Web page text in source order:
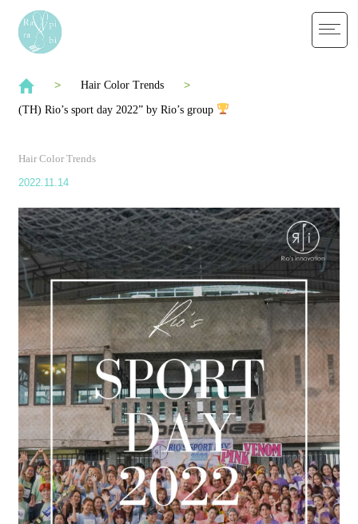
Hair Color Trends
(TH) Rio’s sport day 2022” by Rio’s group
Hair Color Trends
2022.11.14